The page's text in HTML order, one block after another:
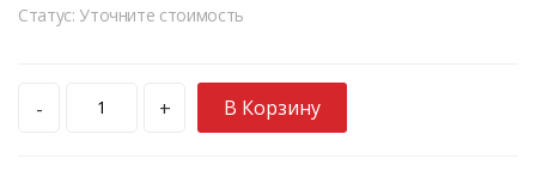
Статус: Уточните стоимость
- + В Корзину